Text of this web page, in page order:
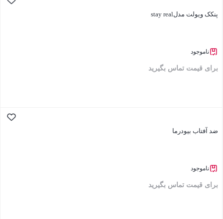
پنکک ویولت مدلstay real
ناموجود
برای قیمت تماس بگیرید
ضد آفتاب بیودرما
ناموجود
برای قیمت تماس بگیرید